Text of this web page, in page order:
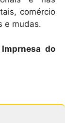
comércio
e mudas.
do